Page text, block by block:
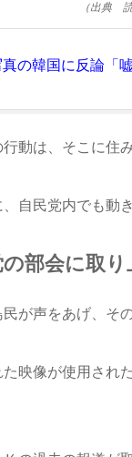
（出典
の韓国に反論「
動は、そこに住
自民党内でも動
部会に取り
が声をあげ、そ
映像が使用され